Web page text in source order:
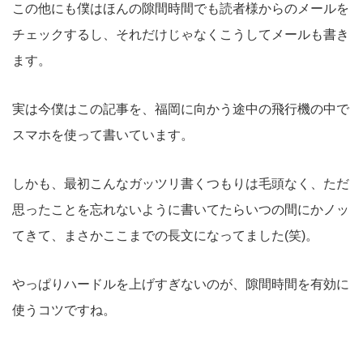
この他にも僕はほんの隙間時間でも読者様からのメールを
チェックするし、それだけじゃなくこうしてメールも書き
ます。
実は今僕はこの記事を、福岡に向かう途中の飛行機の中で
スマホを使って書いています。
しかも、最初こんなガッツリ書くつもりは毛頭なく、ただ
思ったことを忘れないように書いてたらいつの間にかノッ
てきて、まさかここまでの長文になってました(笑)。
やっぱりハードルを上げすぎないのが、隙間時間を有効に
使うコツですね。